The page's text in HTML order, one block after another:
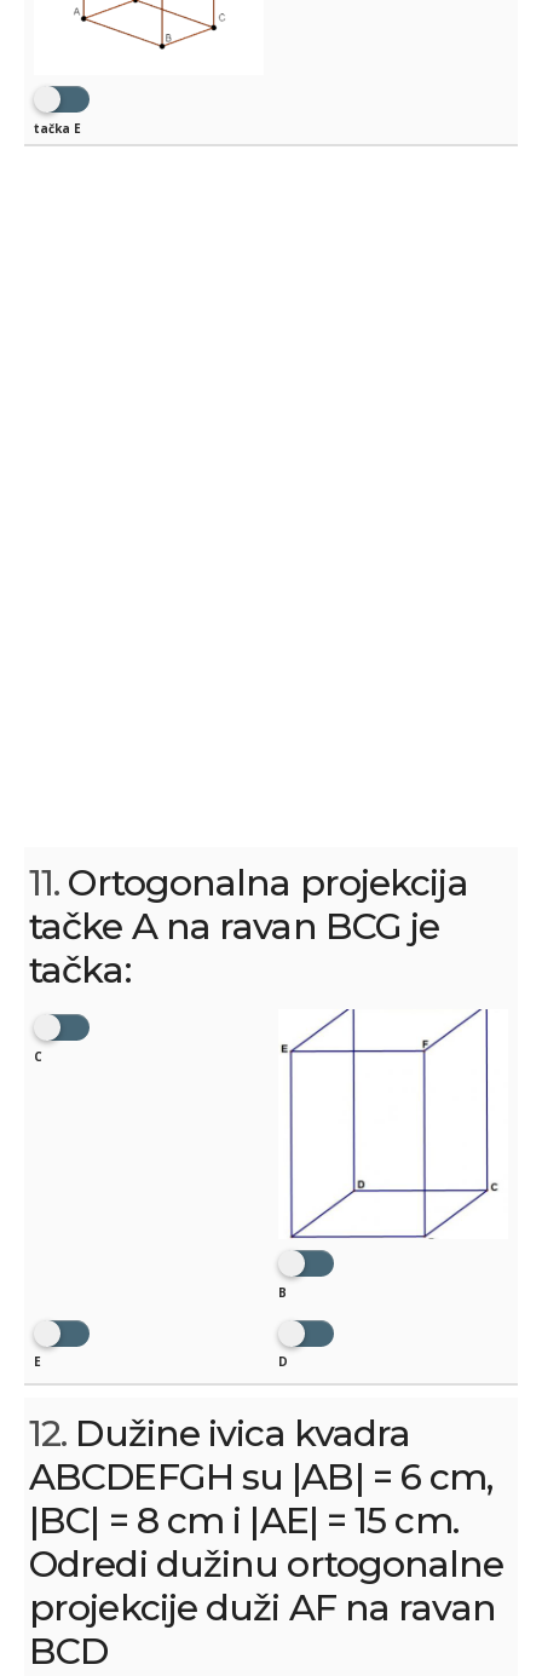
tačka E
11. Ortogonalna projekcija
tačke A na ravan BCG je
tačka:
C
B
E D
12. Dužine ivica kvadra
ABCDEFGH su |AB| = 6 cm,
|BC| = 8 cm i |AE| = 15 cm.
Odredi dužinu ortogonalne
projekcije duži AF na ravan
BCD